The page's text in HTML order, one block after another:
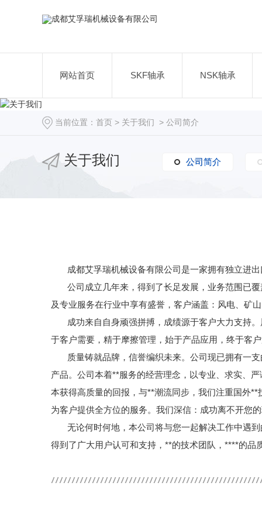
网站首页 SKF轴承 NSK轴承
当前位置： 首页 > 关于我们 > 公司简介
关于我们 公司简介
公司简介
成都艾孚瑞机械设备有限公司是一家拥有独立进
公司成立几年来，得到了长足发展，业务范围已
及专业服务在行业中享有盛誉，客户涵盖：风电、矿
成功来自自身顽强拼搏，成绩源于客户大力支持
于客户需要，精于摩擦管理，始于产品应用，终于客
质量铸就品牌，信誉编织未来。公司现已拥有一
产品。公司本着**服务的经营理念，以专业、求实、
本获得高质量的回报，与**潮流同步，我们注重国外
为客户提供全方位的服务。我们深信：成功离不开您
无论何时何地，本公司将与您一起解决工作中遇
得到了广大用户认可和支持，**的技术团队，****的